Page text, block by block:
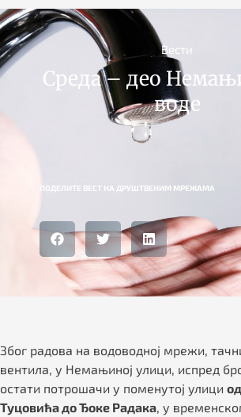
Вести
Среда – део
воде
ПОДЕЛИТЕ ВЕСТ НА ДРУШТВЕНИМ МРЕЖАМА
Због радова на водоводној мрежи,
вентила, у Немањиној улици, испред
остати потрошачи у поменутој улици
Туцовића до Ђоке Радака , у